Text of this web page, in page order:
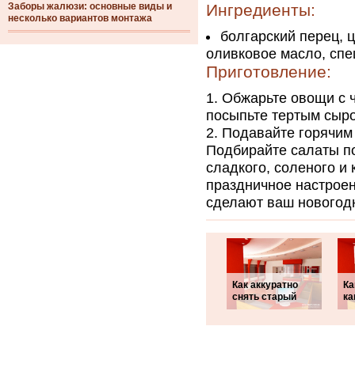
Заборы жалюзи: основные виды и
несколько вариантов монтажа
Ингредиенты:
болгарский перец,
оливковое масло,
Приготовление:
Обжарьте овощи с
посыпьте тертым
Подавайте
Подбирайте салаты
сладкого, соленого
праздничное
сделают ваш
Как аккуратно
снять старый